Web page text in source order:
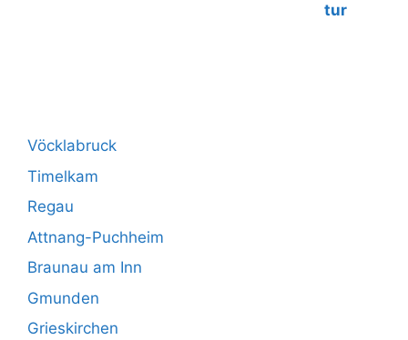
Vöcklabruck
Timelkam
Regau
Attnang-Puchheim
Braunau am Inn
Gmunden
Grieskirchen